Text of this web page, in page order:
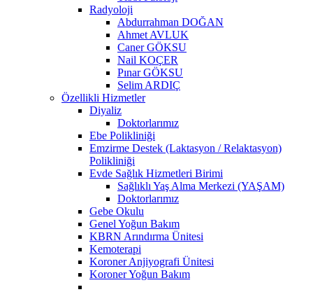
Radyoloji
Abdurrahman DOĞAN
Ahmet AVLUK
Caner GÖKSU
Nail KOÇER
Pınar GÖKSU
Selim ARDIÇ
Özellikli Hizmetler
Diyaliz
Doktorlarımız
Ebe Polikliniği
Emzirme Destek (Laktasyon / Relaktasyon)
Polikliniği
Evde Sağlık Hizmetleri Birimi
Sağlıklı Yaş Alma Merkezi (YAŞAM)
Doktorlarımız
Gebe Okulu
Genel Yoğun Bakım
KBRN Arındırma Ünitesi
Kemoterapi
Koroner Anjiyografi Ünitesi
Koroner Yoğun Bakım